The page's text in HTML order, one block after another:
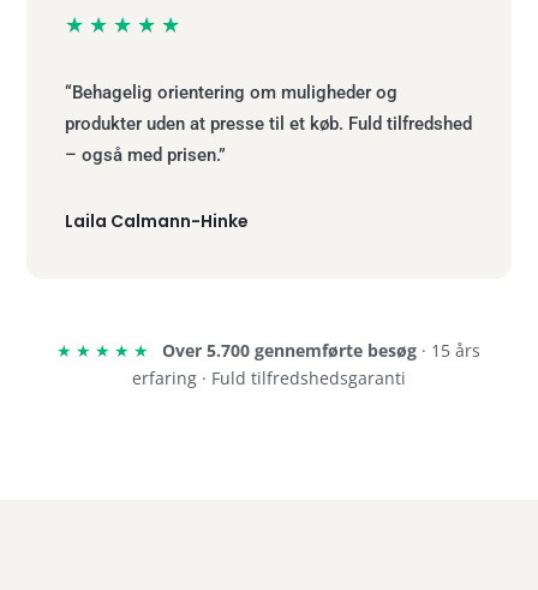
★★★★★
“Behagelig orientering om muligheder og
produkter uden at presse til et køb. Fuld tilfredshed
– også med prisen.”
Laila Calmann-Hinke
★★★★★ Over 5.700 gennemførte besøg · 15 års
erfaring · Fuld tilfredshedsgaranti